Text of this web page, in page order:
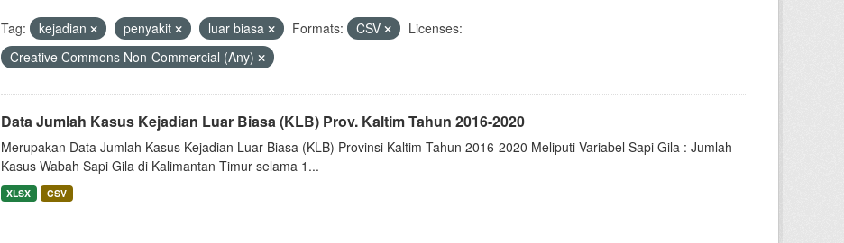
Tag: kejadian penyakit luar biasa Formats: CSV
Licenses:
Creative Commons Non-Commercial (Any)
Data Jumlah Kasus Kejadian Luar Biasa (KLB) Prov. Kaltim Tahun 2016-2020
Merupakan Data Jumlah Kasus Kejadian Luar Biasa (KLB) Provinsi Kaltim Tahun 2016-2020 Meliputi Variabel Sapi Gila : Jumlah
Kasus Wabah Sapi Gila di Kalimantan Timur selama 1...
XLSX CSV